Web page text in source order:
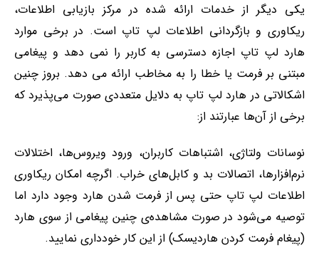
یکی دیگر از خدمات ارائه شده در مرکز بازیابی اطلاعات،
ریکاوری و بازگردانی اطلاعات لپ تاپ است. در برخی موارد
هارد لپ تاپ اجازه دسترسی به کاربر را نمی دهد و پیغامی
مبتنی بر فرمت یا خطا را به مخاطب ارائه می دهد. بروز چنین
اشکالاتی در هارد لپ تاپ به دلایل متعددی صورت می‌پذیرد که
برخی از آن‌ها عبارتند از:
نوسانات ولتاژی، اشتباهات کاربران، ورود ویروس‌ها، اختلالات
نرم‌افزارها، اتصالات بد و کابل‌های خراب. اگرچه امکان ریکاوری
اطلاعات لپ تاپ حتی پس از فرمت شدن هارد وجود دارد اما
توصیه می‌شود در صورت مشاهده‌ی چنین پیغامی از سوی هارد
(پیغام فرمت کردن هاردیسک) از این کار خودداری نمایید.